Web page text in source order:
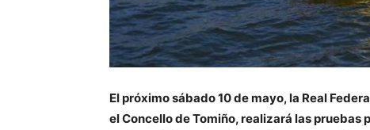
El próximo sábado 10 de mayo, la Real
el Concello de Tomiño, realizará las